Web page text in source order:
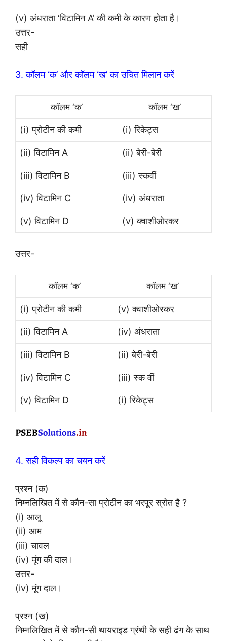
(v) अंधराता ‘विटामिन A’ की कमी के कारण होता है।
उत्तर-
सही
3. कॉलम ‘क’ और कॉलम ‘ख’ का उचित मिलान करें
कॉलम ‘क’ कॉलम ‘ख’
(i) प्रोटीन की कमी (i) रिकेट्स
(ii) विटामिन A (ii) बेरी-बेरी
(iii) विटामिन B (iii) स्कर्वी
(iv) विटामिन C (iv) अंधराता
(v) विटामिन D (v) क्वाशीओरकर
उत्तर-
कॉलम ‘क’ कॉलम ‘ख’
(i) प्रोटीन की कमी (v) क्वाशीओरकर
(ii) विटामिन A (iv) अंधराता
(iii) विटामिन B (ii) बेरी-बेरी
(iv) विटामिन C (iii) स्क र्वी
(v) विटामिन D (i) रिकेट्स
4. सही विकल्प का चयन करें
प्रश्न (क)
निम्नलिखित में से कौन-सा प्रोटीन का भरपूर स्रोत है ?
(i) आलू
(ii) आम
(iii) चावल
(iv) मूंग की दाल।
उत्तर-
(iv) मूंग दाल।
प्रश्न (ख)
निम्नलिखित में से कौन-सी थायराइड ग्रंथी के सही ढंग के साथ